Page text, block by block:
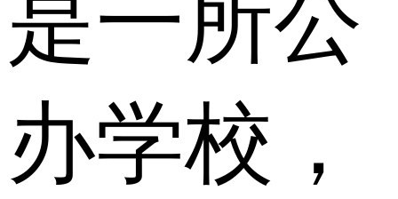
是一所公
办学校，